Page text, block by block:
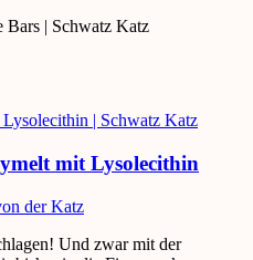
mit Lysolecithin
der Katz
Und zwar mit der